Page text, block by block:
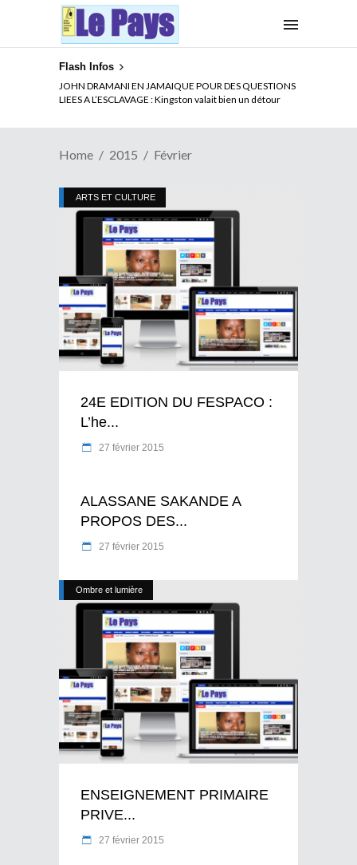
Flash Infos
JOHN DRAMANI EN JAMAIQUE POUR DES QUESTIONS
LIEES A L’ESCLAVAGE : Kingston valait bien un détour
Home 2015 Février
ARTS ET CULTURE
24E EDITION DU FESPACO :
L’he...
27 février 2015
ALASSANE SAKANDE A
PROPOS DES...
27 février 2015
Ombre et lumière
ENSEIGNEMENT PRIMAIRE
PRIVE...
27 février 2015